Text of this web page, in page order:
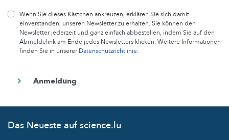
Wenn Sie dieses Kästchen ankreuzen, erklären Sie sich damit
einverstanden, unseren Newsletter zu erhalten. Sie können den
Newsletter jederzeit und ganz einfach abbestellen, indem Sie auf den
Abmeldelink am Ende jedes Newsletters klicken. Weitere Informationen
finden Sie in unsererDatenschutzrichtlinie.
Das Neueste auf science.lu